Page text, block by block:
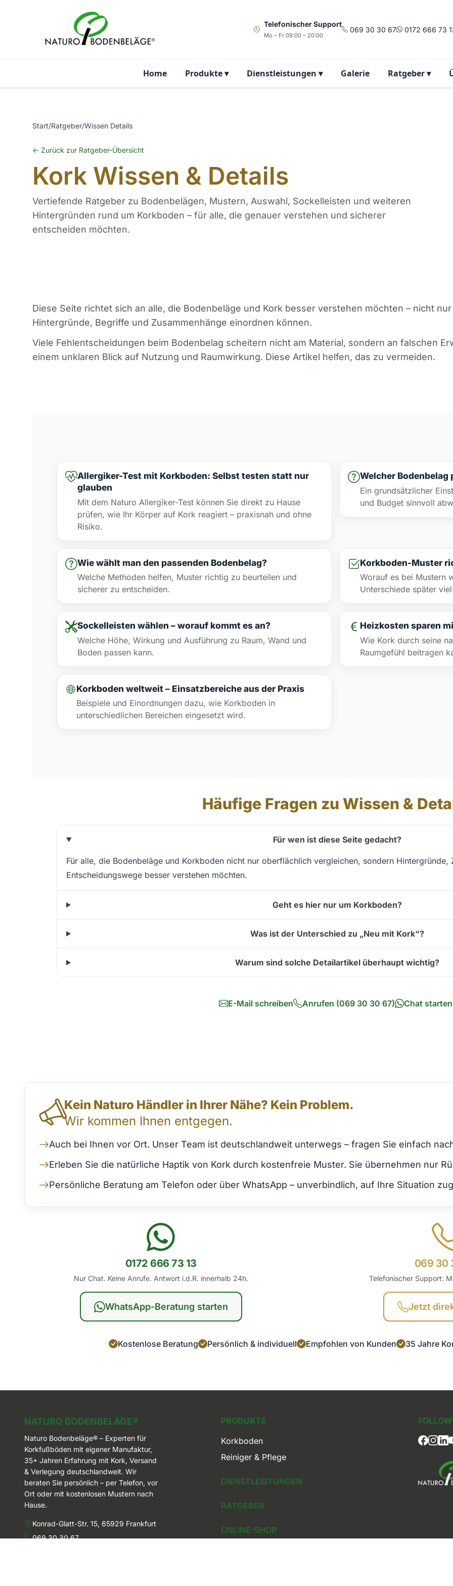
Telefonischer Support
Mo – Fr 09:00 – 20:00
069 30 30 67 0172 666 73
Home Produkte▾ Dienstleistungen ▾ Galerie Ratgeber▾
Start/Ratgeber/Wissen Details
← Zurück zur Ratgeber-Übersicht
Kork Wissen & Details
Vertiefende Ratgeber zu Bodenbelägen, Mustern, Auswahl, Sockelleisten und weiteren
Hintergründen rund um Korkboden – für alle, die genauer verstehen und sicherer
entscheiden möchten.
Diese Seite richtet sich an alle, die Bodenbeläge und Kork besser verstehen möchten – nicht
Hintergründe, Begriffe und Zusammenhänge einordnen können.
Viele Fehlentscheidungen beim Bodenbelag scheitern nicht am Material, sondern an falschen
einem unklaren Blick auf Nutzung und Raumwirkung. Diese Artikel helfen, das zu vermeiden.
Allergiker-Test mit Korkboden: Selbst testen statt nur
glauben
Mit dem Naturo Allergiker-Test können Sie direkt zu Hause
prüfen, wie Ihr Körper auf Kork reagiert – praxisnah und ohne
Risiko.
Welcher
Ein grundsätzlicher
und Budget sinnvoll
Wie wählt man den passenden Bodenbelag?
Welche Methoden helfen, Muster richtig zu beurteilen und
sicherer zu entscheiden.
Korkboden-Muster
Worauf es bei Mustern
Unterschiede später
Sockelleisten wählen – worauf kommt es an?
Welche Höhe, Wirkung und Ausführung zu Raum, Wand und
Boden passen kann.
Heizkosten sparen
Wie Kork durch seine
Raumgefühl beitragen
Korkboden weltweit – Einsatzbereiche aus der Praxis
Beispiele und Einordnungen dazu, wie Korkboden in
unterschiedlichen Bereichen eingesetzt wird.
Häufige Fragen zu Wissen &
Für wen ist diese Seite gedacht?
Für alle, die Bodenbeläge und Korkboden nicht nur oberflächlich vergleichen, sondern Hintergründe,
Entscheidungswege besser verstehen möchten.
Geht es hier nur um Korkboden?
Was ist der Unterschied zu „Neu mit Kork“?
Warum sind solche Detailartikel überhaupt wichtig?
E-Mail schreiben Anrufen (069 30 30 67) Chat starten
Kein Naturo Händler in Ihrer Nähe? Kein Problem.
Wir kommen Ihnen entgegen.
Auch bei Ihnen vor Ort. Unser Team ist deutschlandweit unterwegs – fragen Sie einfach
Erleben Sie die natürliche Haptik von Kork durch kostenfreie Muster. Sie übernehmen nur
Persönliche Beratung am Telefon oder über WhatsApp – unverbindlich, auf Ihre Situation
069 30
Telefonischer Support:
Jetzt
0172 666 73 13
Nur Chat. Keine Anrufe. Antwort i.d.R. innerhalb 24h.
WhatsApp-Beratung starten
Kostenlose Beratung Persönlich & individuell Empfohlen von Kunden 35 Jahre
Naturo Bodenbeläge
NATURO BODENBELÄGE®
Naturo Bodenbeläge® – Experten für
Korkfußböden mit eigener Manufaktur,
35+ Jahren Erfahrung mit Kork, Versand
& Verlegung deutschlandweit. Wir
beraten Sie persönlich – per Telefon, vor
Ort oder mit kostenlosen Mustern nach
Hause.
Konrad-Glatt-Str. 15, 65929 Frankfurt
069 30 30 67
PRODUKTE
Korkboden
Reiniger & Pflege
DIENSTLEISTUNGEN
RATGEBER
ONLINE-SHOP